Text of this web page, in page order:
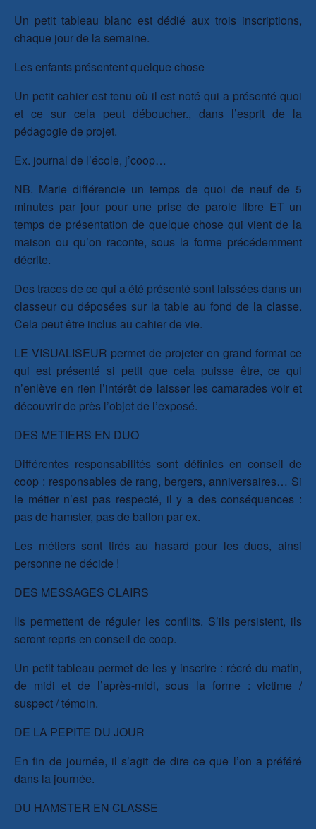
Un petit tableau blanc est dédié aux trois inscriptions,
chaque jour de la semaine.
Les enfants présentent quelque chose
Un petit cahier est tenu où il est noté qui a présenté quoi
et ce sur cela peut déboucher., dans l’esprit de la
pédagogie de projet.
Ex. journal de l’école, j’coop…
NB. Marie différencie un temps de quoi de neuf de 5
minutes par jour pour une prise de parole libre ET un
temps de présentation de quelque chose qui vient de la
maison ou qu’on raconte, sous la forme précédemment
décrite.
Des traces de ce qui a été présenté sont laissées dans un
classeur ou déposées sur la table au fond de la classe.
Cela peut être inclus au cahier de vie.
LE VISUALISEUR permet de projeter en grand format ce
qui est présenté si petit que cela puisse être, ce qui
n’enlève en rien l’intérêt de laisser les camarades voir et
découvrir de près l’objet de l’exposé.
DES METIERS EN DUO
Différentes responsabilités sont définies en conseil de
coop : responsables de rang, bergers, anniversaires… Si
le métier n’est pas respecté, il y a des conséquences :
pas de hamster, pas de ballon par ex.
Les métiers sont tirés au hasard pour les duos, ainsi
personne ne décide !
DES MESSAGES CLAIRS
Ils permettent de réguler les conflits. S’ils persistent, ils
seront repris en conseil de coop.
Un petit tableau permet de les y inscrire : récré du matin,
de midi et de l’après-midi, sous la forme : victime /
suspect / témoin.
DE LA PEPITE DU JOUR
En fin de journée, il s’agit de dire ce que l’on a préféré
dans la journée.
DU HAMSTER EN CLASSE